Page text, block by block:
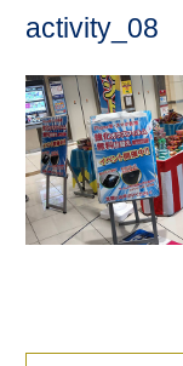
activity_08